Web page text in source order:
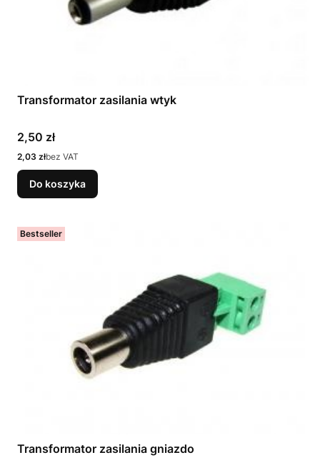
Transformator zasilania wtyk
Cena
2,50 zł
Cena
2,03 złbez VAT
Do koszyka
Bestseller
Transformator zasilania gniazdo